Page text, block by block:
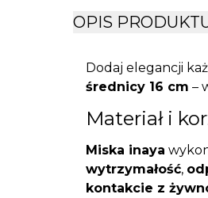
OPIS
Dodaj elegancji
średnicy 16 cm –
Materiał i
Miska inaya
wytrzymałość,
kontakcie z